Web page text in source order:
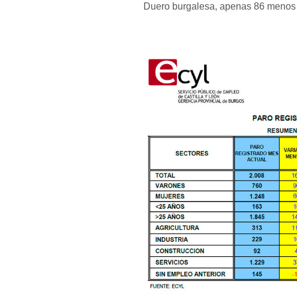
Duero burgalesa, apenas 86